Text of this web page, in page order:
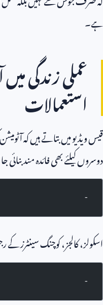
ہے۔
عملی زندگی
استعمالات
قیس ویڈیو میں بتاتے ہیں کہ
دوسروں کیلئے بھی فائدہ مند
-
اسکولز، کالجز، کوچنگ سینٹرز
-